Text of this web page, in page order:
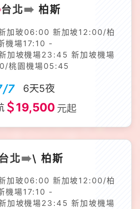
台北➠ 柏斯
加玻06:00 新加坡12:00/柏
機場17:10 -
加坡機場23:45 新加坡機場
桃園機場05:45
7 6天5夜
＄19,500 元起
北➠\ 柏斯
加玻06:00 新加坡12:00/柏
機場17:10 -
加坡機場23:45 新加坡機場